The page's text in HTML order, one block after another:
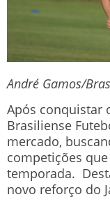
André Gamos/
Após conquistar
Brasiliense
mercado,
competições
temporada.
novo reforço do